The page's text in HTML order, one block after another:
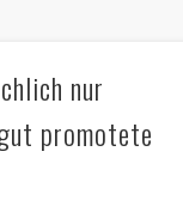
nur
promotete